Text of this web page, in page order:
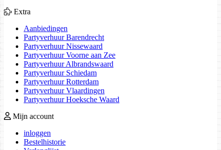
Extra
Aanbiedingen
Partyverhuur Barendrecht
Partyverhuur Nissewaard
Partyverhuur Voorne aan Zee
Partyverhuur Albrandswaard
Partyverhuur Schiedam
Partyverhuur Rotterdam
Partyverhuur Vlaardingen
Partyverhuur Hoeksche Waard
Mijn account
inloggen
Bestelhistorie